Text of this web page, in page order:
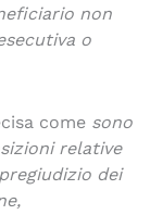
non
o
come sono
relative
dei